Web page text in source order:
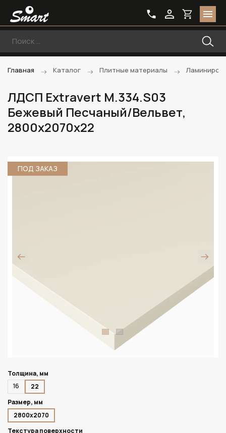
Главная Каталог Плитные материалы
ЛДСП Extravert M.334.S03
Бежевый Песчаный/Вельвет,
2800х2070х22
ПОД ЗАКАЗ
Толщина, мм
16
22
Размер, мм
2800х2070
Текстура поверхности